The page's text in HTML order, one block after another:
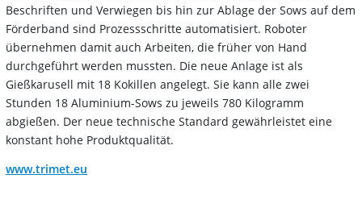
Beschriften und Verwiegen bis hin zur Ablage der Sows auf dem
Förderband sind Prozessschritte automatisiert. Roboter
übernehmen damit auch Arbeiten, die früher von Hand
durchgeführt werden mussten. Die neue Anlage ist als
Gießkarusell mit 18 Kokillen angelegt. Sie kann alle zwei
Stunden 18 Aluminium-Sows zu jeweils 780 Kilogramm
abgießen. Der neue technische Standard gewährleistet eine
konstant hohe Produktqualität.
www.trimet.eu